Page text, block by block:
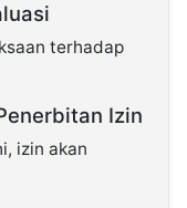
terhadap
Izin
izin akan